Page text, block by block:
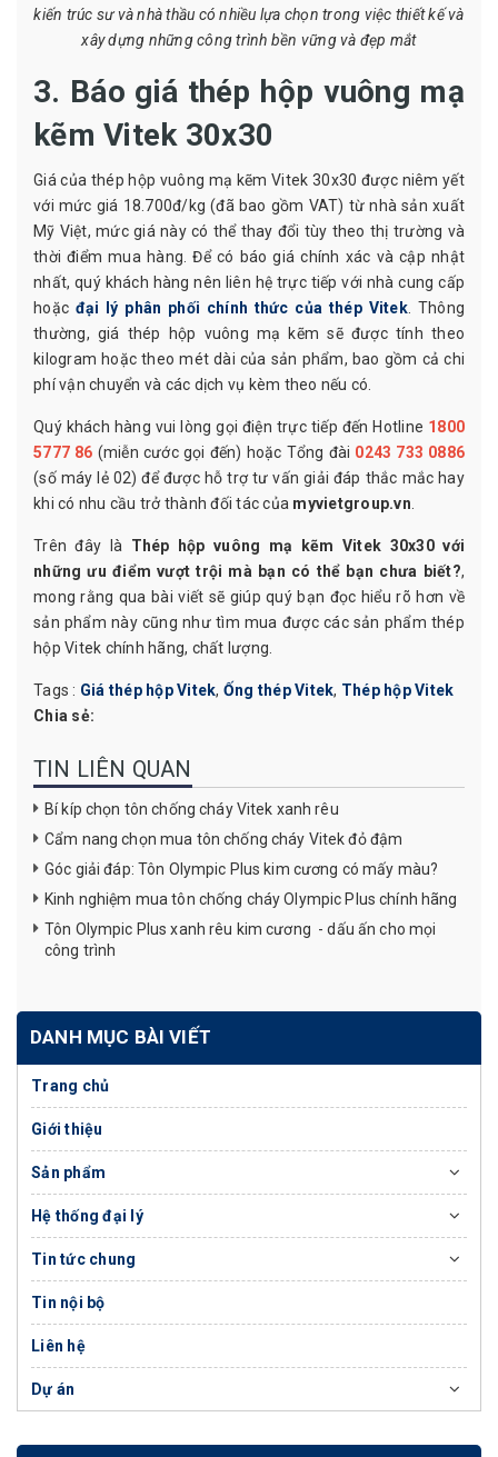
kiến trúc sư và nhà thầu có nhiều lựa chọn trong việc thiết kế và
xây dựng những công trình bền vững và đẹp mắt
3. Báo giá thép hộp vuông mạ
kẽm Vitek 30x30
Giá của thép hộp vuông mạ kẽm Vitek 30x30 được niêm yết
với mức giá 18.700đ/kg (đã bao gồm VAT) từ nhà sản xuất
Mỹ Việt, mức giá này có thể thay đổi tùy theo thị trường và
thời điểm mua hàng. Để có báo giá chính xác và cập nhật
nhất, quý khách hàng nên liên hệ trực tiếp với nhà cung cấp
hoặc đại lý phân phối chính thức của thép Vitek. Thông
thường, giá thép hộp vuông mạ kẽm sẽ được tính theo
kilogram hoặc theo mét dài của sản phẩm, bao gồm cả chi
phí vận chuyển và các dịch vụ kèm theo nếu có.
Quý khách hàng vui lòng gọi điện trực tiếp đến Hotline 1800
5777 86 (miễn cước gọi đến) hoặc Tổng đài 0243 733 0886
(số máy lẻ 02) để được hỗ trợ tư vấn giải đáp thắc mắc hay
khi có nhu cầu trở thành đối tác của myvietgroup.vn.
Trên đây là Thép hộp vuông mạ kẽm Vitek 30x30 với
những ưu điểm vượt trội mà bạn có thể bạn chưa biết?,
mong rằng qua bài viết sẽ giúp quý bạn đọc hiểu rõ hơn về
sản phẩm này cũng như tìm mua được các sản phẩm thép
hộp Vitek chính hãng, chất lượng.
Tags : Giá thép hộp Vitek, Ống thép Vitek, Thép hộp Vitek
Chia sẻ:
TIN LIÊN QUAN
Bí kíp chọn tôn chống cháy Vitek xanh rêu
Cẩm nang chọn mua tôn chống cháy Vitek đỏ đậm
Góc giải đáp: Tôn Olympic Plus kim cương có mấy màu?
Kinh nghiệm mua tôn chống cháy Olympic Plus chính hãng
Tôn Olympic Plus xanh rêu kim cương - dấu ấn cho mọi
công trình
DANH MỤC BÀI VIẾT
Trang chủ
Giới thiệu
Sản phẩm
Hệ thống đại lý
Tin tức chung
Tin nội bộ
Liên hệ
Dự án